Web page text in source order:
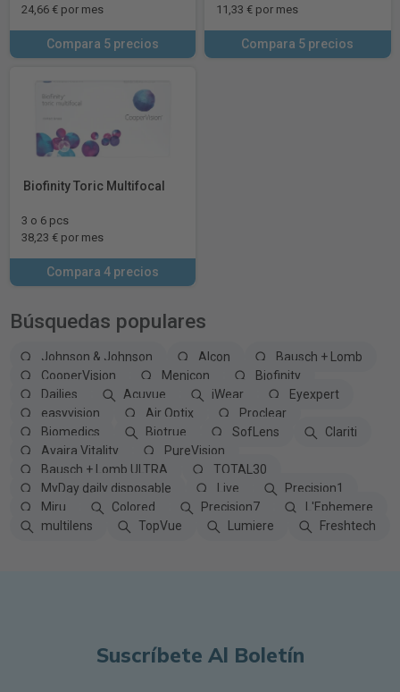
24,66 € por mes
Compara 5 precios
11,33 € por mes
Compara 5 precios
Biofinity Toric Multifocal
3 o 6 pcs
38,23 € por mes
Compara 4 precios
Búsquedas populares
Johnson & Johnson Alcon
Bausch + Lomb
CooperVision
Menicon
Biofinity
Dailies
Acuvue iWear
Eyexpert
easyvision
Air Optix
Proclear
Biomedics
Biotrue SofLens
Clariti
Avaira Vitality
PureVision
Bausch + Lomb ULTRA
TOTAL30
MyDay daily disposable
Live
Precision1
Miru
Colored Precision7
L'Ephemere
multilens
TopVue Lumiere Freshtech
Suscríbete Al Boletín